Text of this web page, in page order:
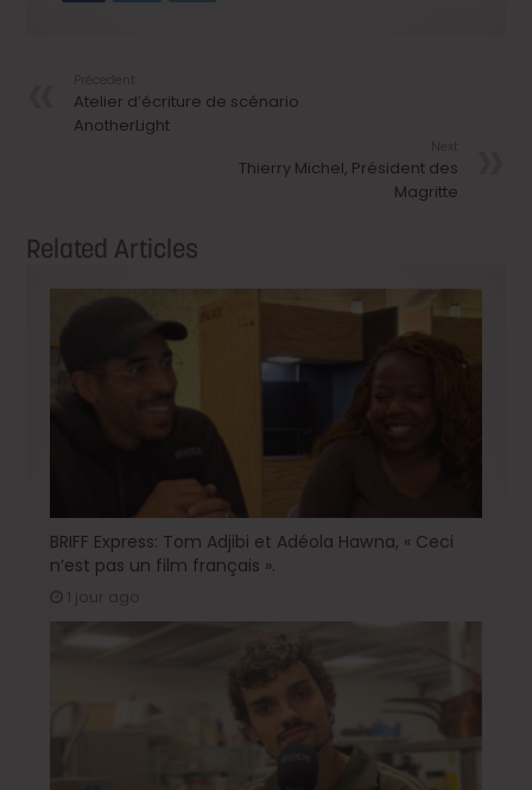
Atelier d’écriture de scénario
AnotherLight
Thierry Michel, Président des
Magritte
Related Articles
BRIFF Express: Tom Adjibi et Adéola Hawna, « Ceci
n’est pas un film français ».
1 jour ago